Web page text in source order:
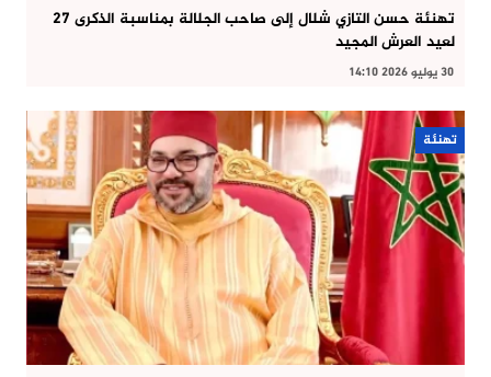
تهنئة حسن التازي شلال إلى صاحب الجلالة بمناسبة الذكرى 27
لعيد العرش المجيد
30 يوليو 2026 14:10
تهنئة